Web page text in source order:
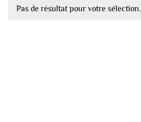
Pas de résultat pour votre sélection.